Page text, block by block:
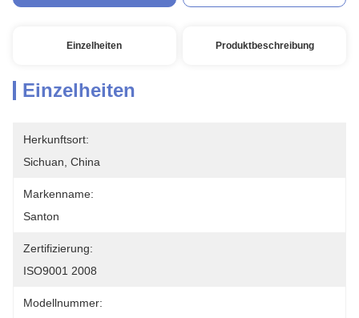
Einzelheiten Produktbeschreibung
Einzelheiten
Herkunftsort:
Sichuan, China
Markenname:
Santon
Zertifizierung:
ISO9001 2008
Modellnummer: